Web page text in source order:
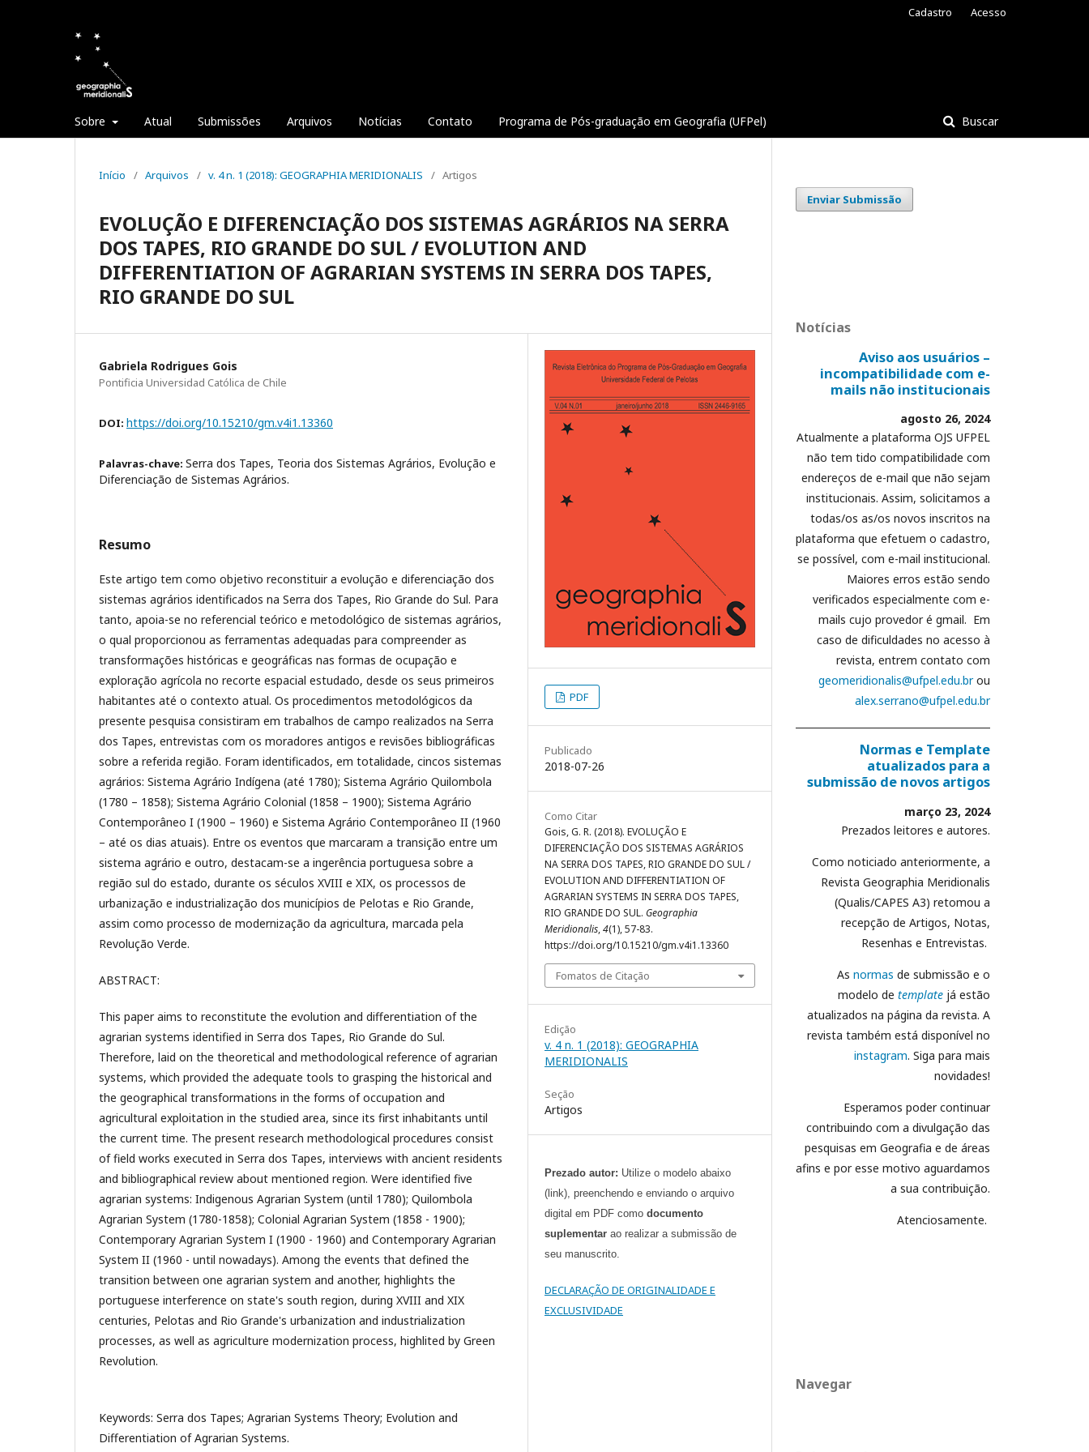
Sobre Atual Submissões Arquivos Notícias Contato Programa de Pós-graduação em Geografia (UFPel) Buscar
Cadastro Acesso
Início / Arquivos / v. 4 n. 1 (2018): GEOGRAPHIA MERIDIONALIS / Artigos
EVOLUÇÃO E DIFERENCIAÇÃO DOS SISTEMAS AGRÁRIOS NA SERRA
DOS TAPES, RIO GRANDE DO SUL / EVOLUTION AND
DIFFERENTIATION OF AGRARIAN SYSTEMS IN SERRA DOS TAPES,
RIO GRANDE DO SUL
Gabriela Rodrigues Gois
Pontificia Universidad Católica de Chile
DOI: https://doi.org/10.15210/gm.v4i1.13360
Palavras-chave: Serra dos Tapes, Teoria dos Sistemas Agrários, Evolução e
Diferenciação de Sistemas Agrários.
Resumo
Este artigo tem como objetivo reconstituir a evolução e diferenciação dos
sistemas agrários identificados na Serra dos Tapes, Rio Grande do Sul. Para
tanto, apoia-se no referencial teórico e metodológico de sistemas agrários,
o qual proporcionou as ferramentas adequadas para compreender as
transformações históricas e geográficas nas formas de ocupação e
exploração agrícola no recorte espacial estudado, desde os seus primeiros
habitantes até o contexto atual. Os procedimentos metodológicos da
presente pesquisa consistiram em trabalhos de campo realizados na Serra
dos Tapes, entrevistas com os moradores antigos e revisões bibliográficas
sobre a referida região. Foram identificados, em totalidade, cincos sistemas
agrários: Sistema Agrário Indígena (até 1780); Sistema Agrário Quilombola
(1780 – 1858); Sistema Agrário Colonial (1858 – 1900); Sistema Agrário
Contemporâneo I (1900 – 1960) e Sistema Agrário Contemporâneo II (1960
– até os dias atuais). Entre os eventos que marcaram a transição entre um
sistema agrário e outro, destacam-se a ingerência portuguesa sobre a
região sul do estado, durante os séculos XVIII e XIX, os processos de
urbanização e industrialização dos municípios de Pelotas e Rio Grande,
assim como processo de modernização da agricultura, marcada pela
Revolução Verde.
ABSTRACT:
This paper aims to reconstitute the evolution and differentiation of the
agrarian systems identified in Serra dos Tapes, Rio Grande do Sul.
Therefore, laid on the theoretical and methodological reference of agrarian
systems, which provided the adequate tools to grasping the historical and
the geographical transformations in the forms of occupation and
agricultural exploitation in the studied area, since its first inhabitants until
the current time. The present research methodological procedures consist
of field works executed in Serra dos Tapes, interviews with ancient residents
and bibliographical review about mentioned region. Were identified five
agrarian systems: Indigenous Agrarian System (until 1780); Quilombola
Agrarian System (1780-1858); Colonial Agrarian System (1858 - 1900);
Contemporary Agrarian System I (1900 - 1960) and Contemporary Agrarian
System II (1960 - until nowadays). Among the events that defined the
transition between one agrarian system and another, highlights the
portuguese interference on state's south region, during XVIII and XIX
centuries, Pelotas and Rio Grande's urbanization and industrialization
processes, as well as agriculture modernization process, highlited by Green
Revolution.
Keywords: Serra dos Tapes; Agrarian Systems Theory; Evolution and
Differentiation of Agrarian Systems.
PDF
Publicado
2018-07-26
Como Citar
Gois, G. R. (2018). EVOLUÇÃO E
DIFERENCIAÇÃO DOS SISTEMAS AGRÁRIOS
NA SERRA DOS TAPES, RIO GRANDE DO SUL /
EVOLUTION AND DIFFERENTIATION OF
AGRARIAN SYSTEMS IN SERRA DOS TAPES,
RIO GRANDE DO SUL. Geographia
Meridionalis,4(1), 57-83.
https://doi.org/10.15210/gm.v4i1.13360
Fomatos de Citação
Edição
v. 4 n. 1 (2018): GEOGRAPHIA
MERIDIONALIS
Seção
Artigos
Prezado autor: Utilize o modelo abaixo
(link), preenchendo e enviando o arquivo
digital em PDF como documento
suplementar ao realizar a submissão de
seu manuscrito.
DECLARAÇÃO DE ORIGINALIDADE E
EXCLUSIVIDADE
Enviar Submissão
Notícias
Aviso aos usuários –
incompatibilidade com e-
mails não institucionais
agosto 26, 2024
Atualmente a plataforma OJS UFPEL
não tem tido compatibilidade com
endereços de e-mail que não sejam
institucionais. Assim, solicitamos a
todas/os as/os novos inscritos na
plataforma que efetuem o cadastro,
se possível, com e-mail institucional.
Maiores erros estão sendo
verificados especialmente com e-
mails cujo provedor é gmail. Em
caso de dificuldades no acesso à
revista, entrem contato com
geomeridionalis@ufpel.edu.brou
alex.serrano@ufpel.edu.br
Normas e Template
atualizados para a
submissão de novos artigos
março 23, 2024
Prezados leitores e autores.
Como noticiado anteriormente, a
Revista Geographia Meridionalis
(Qualis/CAPES A3) retomou a
recepção de Artigos, Notas,
Resenhas e Entrevistas.
As normas de submissão e o
modelo de template já estão
atualizados na página da revista. A
revista também está disponível no
instagram. Siga para mais
novidades!
Esperamos poder continuar
contribuindo com a divulgação das
pesquisas em Geografia e de áreas
afins e por esse motivo aguardamos
a sua contribuição.
Atenciosamente.
Navegar